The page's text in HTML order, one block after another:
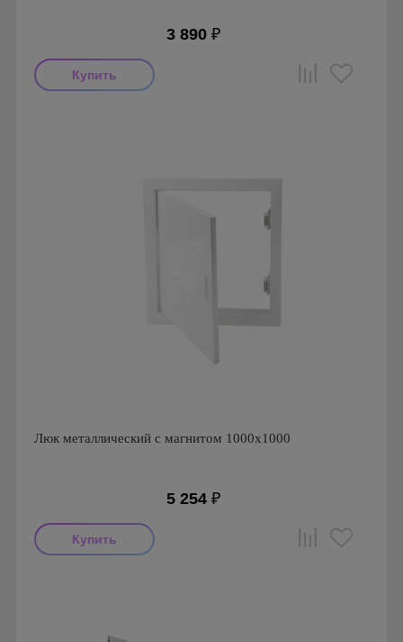
3 890 ₽
Люк металлический с магнитом 1000х1000
5 254 ₽